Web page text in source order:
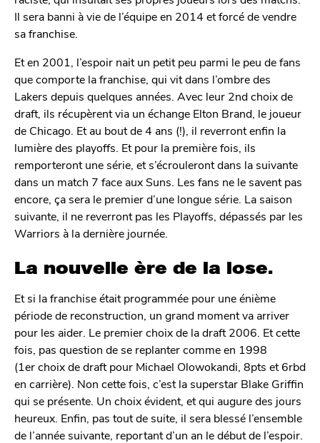
Il sera banni à vie de l’équipe en 2014 et forcé de vendre
sa franchise.
Et en 2001, l’espoir nait un petit peu parmi le peu de fans
que comporte la franchise, qui vit dans l’ombre des
Lakers depuis quelques années. Avec leur 2nd choix de
draft, ils récupèrent via un échange Elton Brand, le joueur
de Chicago. Et au bout de 4 ans (!), il reverront enfin la
lumière des playoffs. Et pour la première fois, ils
remporteront une série, et s’écrouleront dans la suivante
dans un match 7 face aux Suns. Les fans ne le savent pas
encore, ça sera le premier d’une longue série. La saison
suivante, il ne reverront pas les Playoffs, dépassés par les
Warriors à la dernière journée.
La nouvelle ère de la lose.
Et si la franchise était programmée pour une énième
période de reconstruction, un grand moment va arriver
pour les aider. Le premier choix de la draft 2006. Et cette
fois, pas question de se replanter comme en 1998
(1er choix de draft pour Michael Olowokandi, 8pts et 6rbd
en carrière). Non cette fois, c’est la superstar Blake Griffin
qui se présente. Un choix évident, et qui augure des jours
heureux. Enfin, pas tout de suite, il sera blessé l’ensemble
de l’année suivante, reportant d’un an le début de l’espoir.